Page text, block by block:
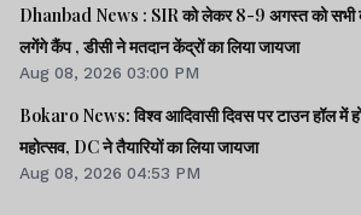
Dhanbad News : SIR को लेकर 8-9 अगस्त को सभी
लगेंगे कैंप , डीसी ने मतदान केंद्रों का लिया जायजा
Aug 08, 2026 03:00 PM
Bokaro News: विश्व आदिवासी दिवस पर टाउन हॉल में
महोत्सव, DC ने तैयारियों का लिया जायजा
Aug 08, 2026 04:53 PM